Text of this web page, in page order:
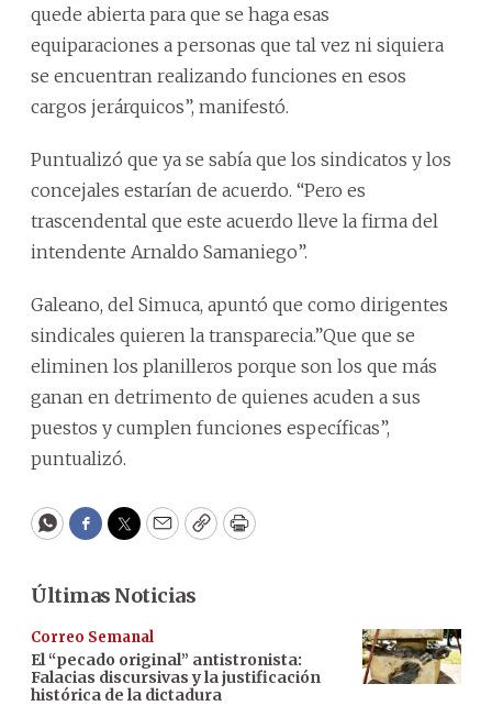
quede abierta para que se haga esas
equiparaciones a personas que tal vez ni siquiera
se encuentran realizando funciones en esos
cargos jerárquicos”, manifestó.
Puntualizó que ya se sabía que los sindicatos y los
concejales estarían de acuerdo. “Pero es
trascendental que este acuerdo lleve la firma del
intendente Arnaldo Samaniego”.
Galeano, del Simuca, apuntó que como dirigentes
sindicales quieren la transparecia.”Que que se
eliminen los planilleros porque son los que más
ganan en detrimento de quienes acuden a sus
puestos y cumplen funciones específicas”,
puntualizó.
WhatsApp
Facebook
Twitter
EmailCopyPrint
Últimas Noticias
Correo Semanal
El “pecado original” antistronista:
Falacias discursivas y la justificación
histórica de la dictadura